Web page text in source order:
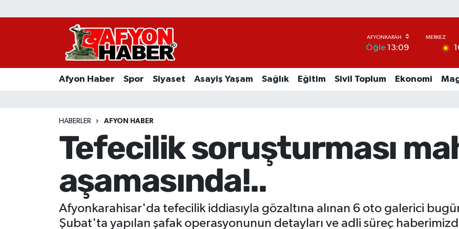
Öğle 13:09
Afyon Haber Spor Siyaset Asayiş Yaşam Sağlık Eğitim Sivil Toplum Ekonomi
HABERLER AFYON HABER
Tefecilik soruşturması
aşamasında!..
Afyonkarahisar'da tefecilik iddiasıyla gözaltına alınan 6 oto galerici
Şubat'ta yapılan şafak operasyonunun detayları ve adli süreç
Afyon Haber
Asayiş Yaşam
Sivil Toplum
Ekonomi